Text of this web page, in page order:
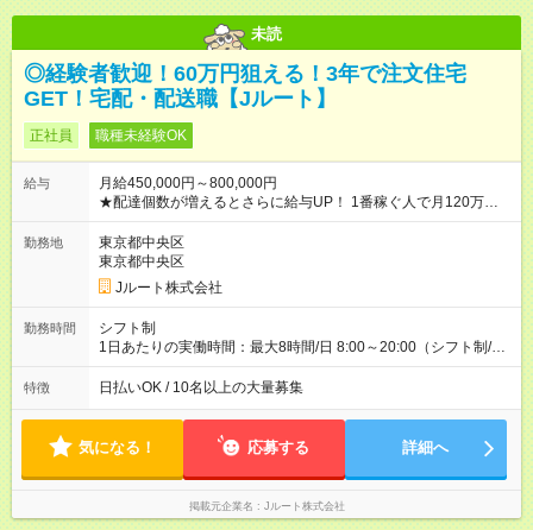
未読
◎経験者歓迎！60万円狙える！3年で注文住宅
GET！宅配・配送職【Jルート】
正社員 職種未経験OK
給与
月給450,000円～800,000円
★配達個数が増えるとさらに給与UP！ 1番稼ぐ人で月120万ほ
ど！ ・主要都市エリア 月収55万円／週5日稼働 月収65万~112
万円／週6日稼働 ・地方郊外エリア 月収40万円／週5日稼働 月
収40万円~50万円／週6日稼働 ＜モデルイメージ＞ ■月収50万
円 (27歳男性/江東区在住)※元建築関係 1日150個配達×25日勤務
(日休み) ■月収80万円(43歳男性/墨田区在住)※元営業 1日200個
勤務地
東京都中央区
東京都中央区
Jルート株式会社
勤務時間
シフト制
1日あたりの実働時間：最大8時間/日 8:00～20:00（シフト制/実
働8時間） ※週5日勤務（場所次第では週4も有り） ※配達状況に
よって時間外での勤務可能性有り ※案件により多少の前後あり
特徴 日払いOK / 10名以上の大量募集
気になる！ 応募する 詳細へ
掲載元企業名 Jルート株式会社